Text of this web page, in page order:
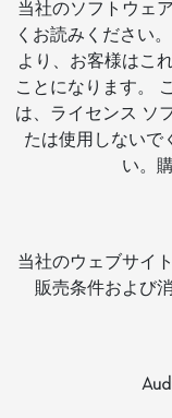
当社のソフトウェ
くお読みください
より、お客様はこ
ことになります。
は、ライセンス ソ
たは使用しないで
い。
当社のウェブサイ
販売条件および